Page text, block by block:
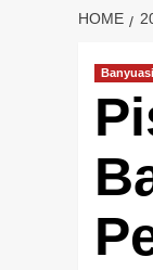
HOME